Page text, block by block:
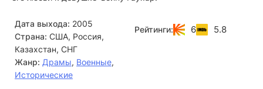
Дата выхода: 2005
Страна: США, Россия,
Казахстан, СНГ
Жанр: Драмы, Военные,
Исторические
Рейтинги: 6 5.8